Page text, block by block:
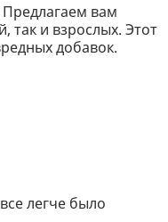
вам
так и взрослых. Этот
добавок.
легче было